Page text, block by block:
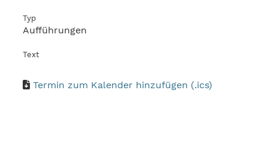
Typ
Aufführungen
Text
Termin zum Kalender hinzufügen (.ics)